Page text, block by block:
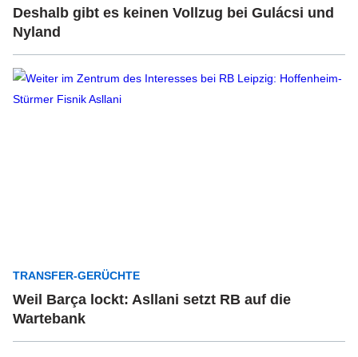
Deshalb gibt es keinen Vollzug bei Gulácsi und
Nyland
TRANSFER-GERÜCHTE
Weil Barça lockt: Asllani setzt RB auf die
Wartebank